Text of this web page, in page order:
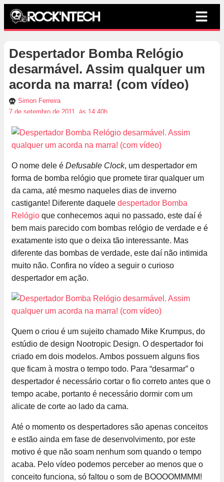
Despertador Bomba Relógio
desarmável. Assim qualquer um
acorda na marra! (com vídeo)
Simon Ferreira
7 de setembro de 2011, às 14:40h
O nome dele é Defusable Clock, um despertador em
forma de bomba relógio que promete tirar qualquer um
da cama, até mesmo naqueles dias de inverno
castigante! Diferente daquele despertador Bomba
Relógio que conhecemos aqui no passado, este daí é
bem mais parecido com bombas relógio de verdade e é
exatamente isto que o deixa tão interessante. Mas
diferente das bombas de verdade, este daí não intimida
muito não. Confira no vídeo a seguir o curioso
despertador em ação.
Quem o criou é um sujeito chamado Mike Krumpus, do
estúdio de design Nootropic Design. O despertador foi
criado em dois modelos. Ambos possuem alguns fios
que ficam à mostra o tempo todo. Para “desarmar” o
despertador é necessário cortar o fio correto antes que o
tempo acabe, portanto é necessário dormir com um
alicate de corte ao lado da cama.
Até o momento os despertadores são apenas conceitos
e estão ainda em fase de desenvolvimento, por este
motivo é que não soam nenhum som quando o tempo
acaba. Pelo vídeo podemos perceber ao menos que o
conceito funciona, só faltou o som de BOOOOMMMM!